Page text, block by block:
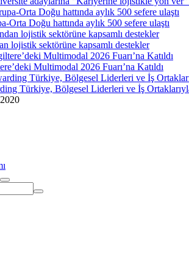
Doğu hattında aylık 500 sefere ulaştı
lojistik sektörüne kapsamlı destekler
Multimodal 2026 Fuarı’na Katıldı
Türkiye, Bölgesel Liderleri ve İş